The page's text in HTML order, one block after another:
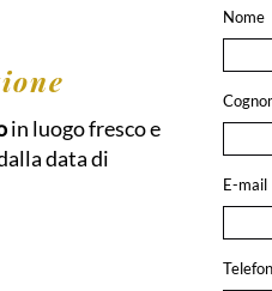
in luogo fresco e
data di
Nome
E-mail